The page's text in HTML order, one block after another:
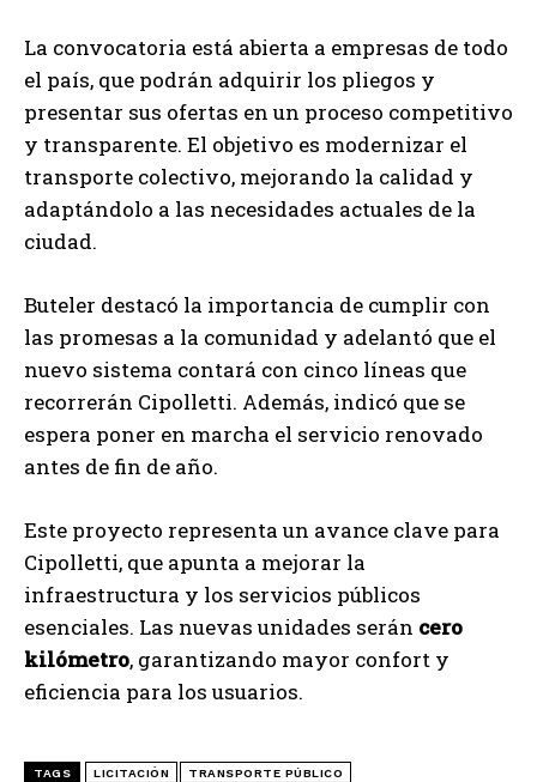
La convocatoria está abierta a empresas de todo
el país, que podrán adquirir los pliegos y
presentar sus ofertas en un proceso competitivo
y transparente. El objetivo es modernizar el
transporte colectivo, mejorando la calidad y
adaptándolo a las necesidades actuales de la
ciudad.
Buteler destacó la importancia de cumplir con
las promesas a la comunidad y adelantó que el
nuevo sistema contará con cinco líneas que
recorrerán Cipolletti. Además, indicó que se
espera poner en marcha el servicio renovado
antes de fin de año.
Este proyecto representa un avance clave para
Cipolletti, que apunta a mejorar la
infraestructura y los servicios públicos
esenciales. Las nuevas unidades serán cero
kilómetro, garantizando mayor confort y
eficiencia para los usuarios.
TAGS LICITACIÓN TRANSPORTE PÚBLICO